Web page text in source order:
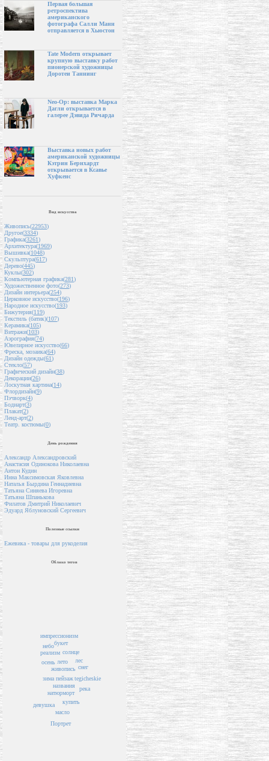
Первая большая
ретроспектива
американского
фотографа Салли Манн
отправляется в Хьюстон
Tate Modern открывает
крупную выставку работ
пионерской художницы
Доротеи Таннинг
Neo-Op: выставка Марка
Дагли открывается в
галерее Дэвида Ричарда
Выставка новых работ
американской художницы
Кэтрин Бернхардт
открывается в Ксавье
Хуфкенс
Вид искусства
Живопись(22953)
Другое(3334)
Графика(3261)
Архитектура(1969)
Вышивка(1048)
Скульптура(617)
Дерево(445)
Куклы(302)
Компьютерная графика(281)
Художественное фото(273)
Дизайн интерьера(254)
Церковное искусство(196)
Народное искусство(193)
Бижутерия(119)
Текстиль (батик)(107)
Керамика(105)
Витражи(103)
Аэрография(74)
Ювелирное искусство(66)
Фреска, мозаика(64)
Дизайн одежды(61)
Стекло(57)
Графический дизайн(38)
Декорации(26)
Лоскутная картина(14)
Флордизайн(9)
Пэчворк(4)
Бодиарт(3)
Плакат(2)
Ленд-арт(2)
Театр. костюмы(0)
День рождения
Александр Александровский
Анастасия Одинокова Николаевна
Антон Кудин
Инна Максимовская Яковлевна
Наталья Бырдина Геннадиевна
Татьяна Синяева Игоревна
Татьяна Шпанькова
Филатов Дмитрий Николаевич
Эдуард Яблуновский Сергеевич
Полезные ссылки
Ежевика - товары для рукоделия
Облако тегов
пейзаж
названия
живопись
лето
натюрморт
купить
солнце
лес
зима
осень
букет
масло
река
снег
tegicheskie
реализм
небо
импрессионизм
Портрет
девушка